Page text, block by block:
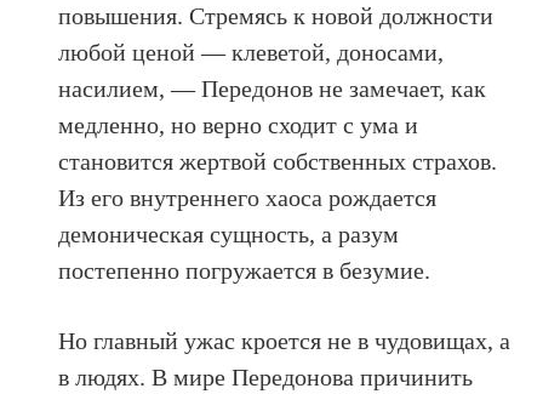
повышения. Стремясь к новой должности
любой ценой — клеветой, доносами,
насилием, — Передонов не замечает, как
медленно, но верно сходит с ума и
становится жертвой собственных страхов.
Из его внутреннего хаоса рождается
демоническая сущность, а разум
постепенно погружается в безумие.
Но главный ужас кроется не в чудовищах, а
в людях. В миреПередонова причинить